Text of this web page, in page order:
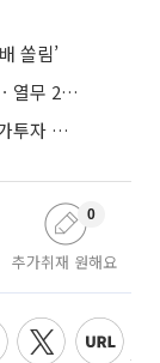
쏠림’
생산부터 밥상까지 덮친 폭염…시금치 43%ㆍ열무 28% 급등
용인·호남 반도체 산단 ‘속도전’…1600조 메가투자 이행 총력
추가취재 원해요
0